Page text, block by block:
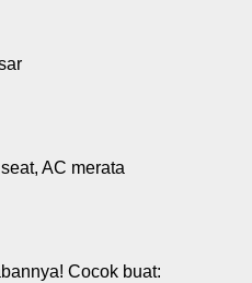
AC merata
Cocok buat: